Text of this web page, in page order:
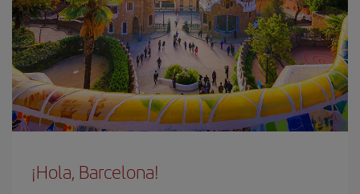
¡Hola, Barcelona!